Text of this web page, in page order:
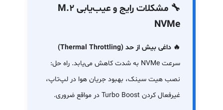
🔧 مشکلات رایج و عیب‌یابی M.2
NVMe
🔥 داغی بیش از حد (Thermal Throttling)
سرعت NVMe به شدت کاهش می‌یابد. راه حل:
نصب هیت سینک، بهبود جریان هوا در لپ‌تاپ،
غیرفعال کردن Turbo Boost در مواقع ضروری.